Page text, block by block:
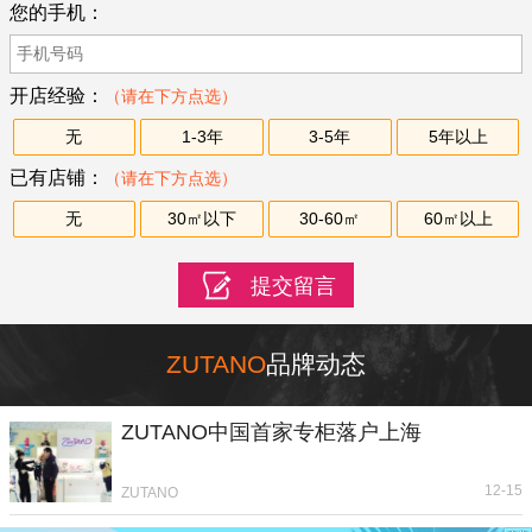
您的手机：
开店经验： （请在下方点选）
无 1-3年 3-5年 5年以上
已有店铺： （请在下方点选）
无 30㎡以下 30-60㎡ 60㎡以上
ZUTANO品牌动态
ZUTANO中国首家专柜落户上海
ZUTANO 12-15